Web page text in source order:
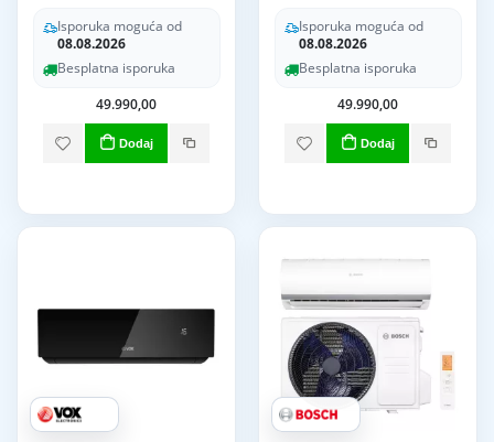
Isporuka moguća od
08.08.2026
Besplatna isporuka
49.990,00
Dodaj
Isporuka moguća od
08.08.2026
Besplatna isporuka
49.990,00
Dodaj